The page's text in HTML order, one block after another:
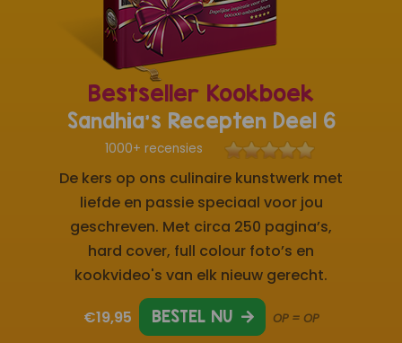
Bestseller Kookboek
Sandhia's Recepten Deel 6
1000+ recensies
De kers op ons culinaire kunstwerk met
liefde en passie speciaal voor jou
geschreven. Met circa 250 pagina’s,
hard cover, full colour foto’s en
kookvideo's van elk nieuw gerecht.
€19,95 BESTEL NU OP = OP